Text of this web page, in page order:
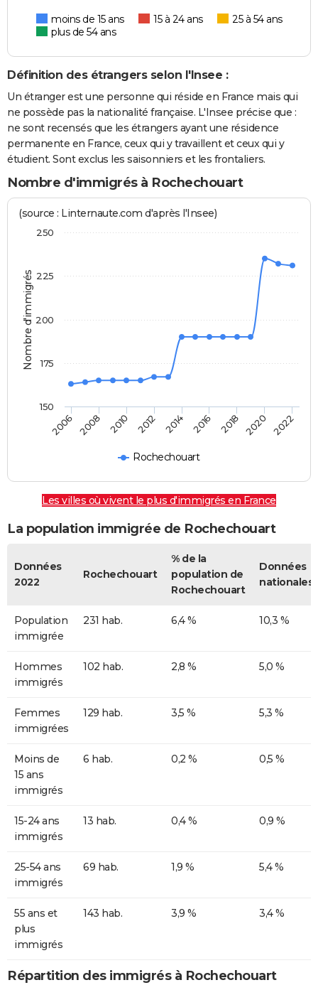
moins de 15 ans 15 à 24 ans
25 à 54 ans
plus de 54 ans
Définition des étrangers selon l'Insee :
Un étranger est une personne qui réside en France mais qui
ne possède pas la nationalité française. L'Insee précise que :
ne sont recensés que les étrangers ayant une résidence
permanente en France, ceux qui y travaillent et ceux qui y
étudient. Sont exclus les saisonniers et les frontaliers.
Nombre d'immigrés à Rochechouart
Nombre d'immigrés
(source : Linternaute.com d'après l'Insee)
Rochechouart
2006 2008 2010 2012 2014 2016 2018 2020 2022
200
150
175
225
250
Les villes où vivent le plus d'immigrés en France
La population immigrée de Rochechouart
Données
2022
Rochechouart
% de la
population de
Rochechouart
Données
nationales
Population
immigrée
231 hab. 6,4 % 10,3 %
Hommes
immigrés
102 hab. 2,8 % 5,0 %
Femmes
immigrées
129 hab. 3,5 % 5,3 %
Moins de
15 ans
immigrés
6 hab. 0,2 % 0,5 %
15-24 ans
immigrés
13 hab. 0,4 % 0,9 %
25-54 ans
immigrés
69 hab. 1,9 % 5,4 %
55 ans et
plus
immigrés
143 hab. 3,9 % 3,4 %
Répartition des immigrés à Rochechouart